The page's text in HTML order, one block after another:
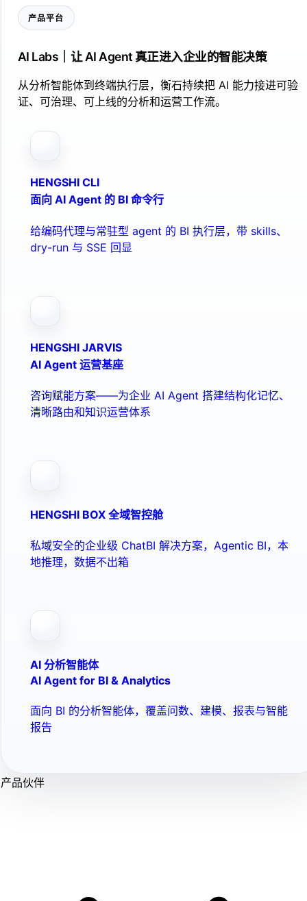
产品平台
AI Labs｜让 AI Agent 真正进入企业的智能决策
从分析智能体到终端执行层，衡石持续把 AI 能力接进可验
证、可治理、可上线的分析和运营工作流。
HENGSHI CLI
面向 AI Agent 的 BI 命令行
给编码代理与常驻型 agent 的 BI 执行层，带 skills、
dry-run 与 SSE 回显
HENGSHI JARVIS
AI Agent 运营基座
咨询赋能方案——为企业 AI Agent 搭建结构化记忆、
清晰路由和知识运营体系
HENGSHI BOX 全域智控舱
私域安全的企业级 ChatBI 解决方案，Agentic BI，本
地推理，数据不出箱
AI 分析智能体
AI Agent for BI & Analytics
面向 BI 的分析智能体，覆盖问数、建模、报表与智能
报告
产品伙伴